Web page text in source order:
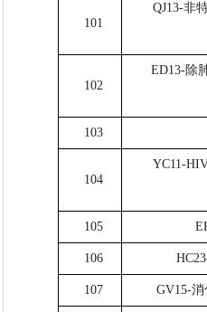
101
QJ13-非
102
ED13-除
103
104
YC11-
105
106
107 GV15-